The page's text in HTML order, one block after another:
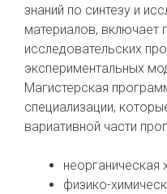
знаний по синтезу и
материалов, включает
исследовательских
экспериментальных
Магистерская
специализации,
вариативной части
неорганическая
физико-